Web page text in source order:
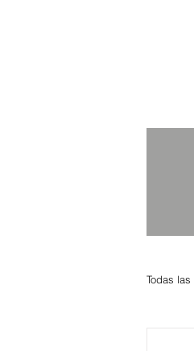
Todas